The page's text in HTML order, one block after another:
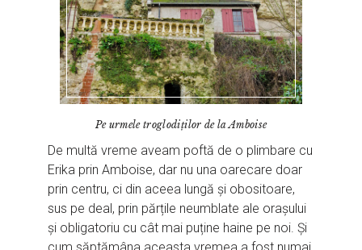
Pe urmele troglodiţilor de la Amboise
De multă vreme aveam poftă de o plimbare cu
Erika prin Amboise, dar nu una oarecare doar
prin centru, ci din aceea lungă și obositoare,
sus pe deal, prin părțile neumblate ale orașului
și obligatoriu cu cât mai puține haine pe noi. Și
cum săptămâna aceasta vremea a fost numai